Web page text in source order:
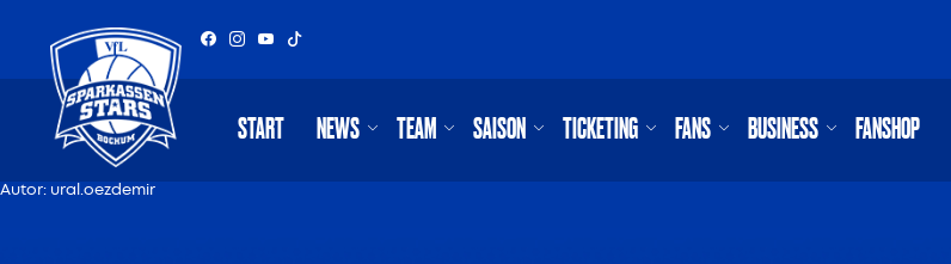
START NEWS TEAM SAISON TICKETING FANS BUSINESS FANSHOP
Autor: ural.oezdemir